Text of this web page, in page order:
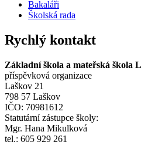
Bakaláři
Školská rada
Rychlý kontakt
Základní škola a mateřská škola
příspěvková organizace
Laškov 21
798 57 Laškov
IČO: 70981612
Statutární zástupce školy:
Mgr. Hana Mikulková
tel.: 605 929 261